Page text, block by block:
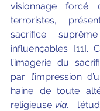
visionnage forcé
terroristes,
sacrifice
influençables [11].
l’imagerie du
par l’impression
haine de toute
religieuse via.